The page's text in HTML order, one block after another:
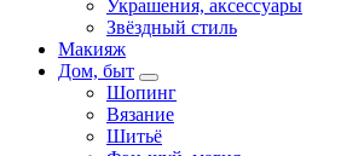
Украшения, аксессуары
Звёздный стиль
Макияж
Дом, быт
Шопинг
Вязание
Шитьё